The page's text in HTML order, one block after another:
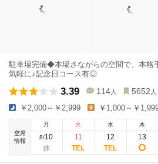
駐車場完備◆本場さながらの空間で、本格
気軽に♪記念日コース有◎
3.39 114 人 5652 人
￥2,000～￥2,999 ￥1,000～￥
空席
情報
月
8/10
火
11
水
12
木
13